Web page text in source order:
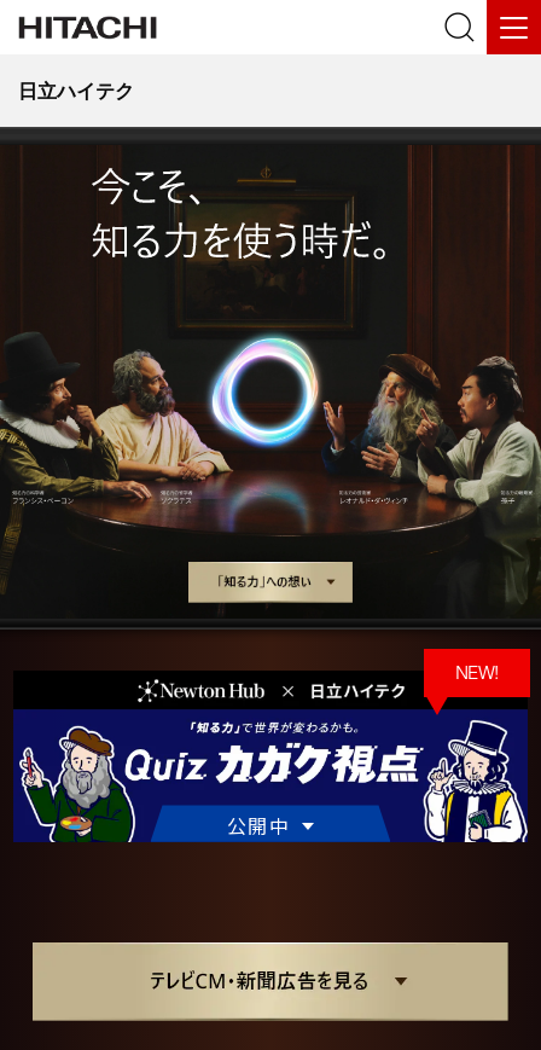
日立ハイテク
NEW!
公開中
ソクラテスから問題！